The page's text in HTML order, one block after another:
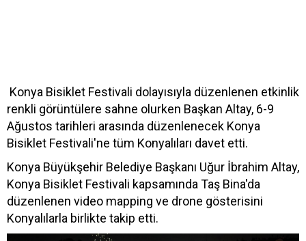
Konya Bisiklet Festivali dolayısıyla düzenlenen etkinlik
renkli görüntülere sahne olurken Başkan Altay, 6-9
Ağustos tarihleri arasında düzenlenecek Konya
Bisiklet Festivali'ne tüm Konyalıları davet etti.
Konya Büyükşehir Belediye Başkanı Uğur İbrahim Altay,
Konya Bisiklet Festivali kapsamında Taş Bina'da
düzenlenen video mapping ve drone gösterisini
Konyalılarla birlikte takip etti.